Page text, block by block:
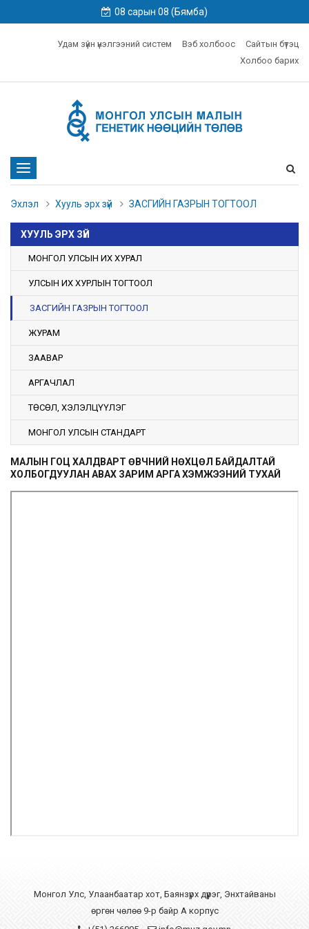
08 сарын 08 (Бямба)
Удам зүйн үнэлгээний систем Вэб холбоос
Сайтын бүтэц
Холбоо барих
Toggle
navigation
Эхлэл
Хууль эрх зүй ЗАСГИЙН ГАЗРЫН ТОГТООЛ
ХУУЛЬ ЭРХ ЗҮЙ
МОНГОЛ УЛСЫН ИХ ХУРАЛ
УЛСЫН ИХ ХУРЛЫН ТОГТООЛ
ЗАСГИЙН ГАЗРЫН ТОГТООЛ
ЖУРАМ
ЗААВАР
АРГАЧЛАЛ
ТӨСӨЛ, ХЭЛЭЛЦҮҮЛЭГ
МОНГОЛ УЛСЫН СТАНДАРТ
МАЛЫН ГОЦ ХАЛДВАРТ ӨВЧНИЙ НӨХЦӨЛ БАЙДАЛТАЙ
ХОЛБОГДУУЛАН АВАХ ЗАРИМ АРГА ХЭМЖЭЭНИЙ ТУХАЙ
Монгол Улс, Улаанбаатар хот, Баянзүрх дүүрэг, Энхтайваны
өргөн чөлөө 9-р байр А корпус